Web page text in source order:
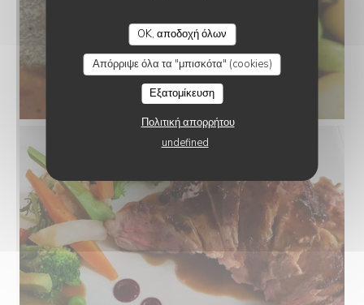
OK, αποδοχή όλων
Απόρριψε όλα τα "μπισκότα" (cookies)
Εξατομίκευση
Πολιτική απορρήτου
undefined